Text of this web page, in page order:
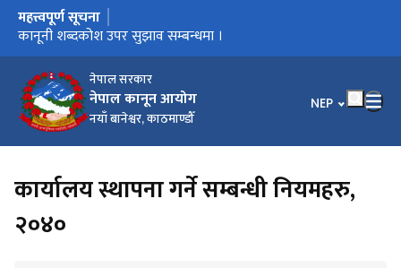
नेपाल सरकार
नेपाल कानून आयोग
नयाँ बानेश्वर, काठमाण्डौँ
भाषा चयन गर्नुहोस्
NEP
मुख्य नेभिगेसनमा जानुहोस्
महत्त्वपूर्ण सूचना
कार्यालय स्थानान्तरण भएको सूचना ।
कानूनी शब्दकोश उपर सुझाव सम्बन्धमा ।
कानूनी शब्दकोश
कार्यालय स्थापना गर्ने सम्बन्धी नियमहरु,
२०४०